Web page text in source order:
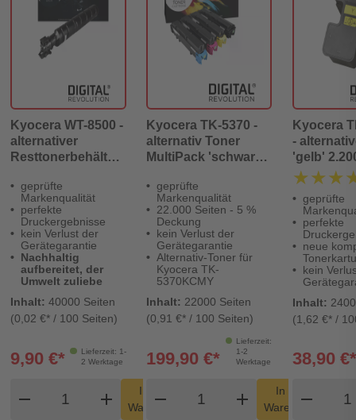
Kyocera WT-8500 -
alternativer
Resttonerbehälter
Digital Revolution
geprüfte
Markenqualität
perfekte
Druckergebnisse
kein Verlust der
Gerätegarantie
Nachhaltig
aufbereitet, der
Umwelt zuliebe
Inhalt: 40000 Seiten
(0,02 €* / 100 Seiten)
Lieferzeit: 1-
2 Werktage
9,90 €*
remove
Produkt Warenkorb Menge
add
In den
Warenkorb
shopping_cart
Kyocera TK-5370 -
alternativ Toner
MultiPack 'schwarz
Digital Revolution
geprüfte
Markenqualität
22.000 Seiten - 5 %
Deckung
kein Verlust der
Gerätegarantie
Alternativ-Toner für
Kyocera TK-
5370KCMY
Inhalt: 22000 Seiten
(0,91 €* / 100 Seiten)
Lieferzeit:
1-2
Werktage
199,90 €*
remove
Produkt Warenkorb
add
In den
Warenkorb
Kyocera
-
'gelb'
- Digital
geprüfte
perfekte
neue
kein
Inhalt:
(1,62 €* /
38,90 €*
remove